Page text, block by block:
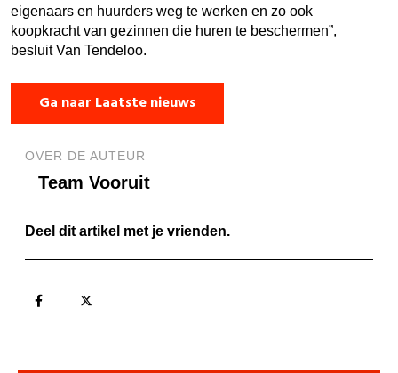
eigenaars en huurders weg te werken en zo ook
koopkracht van gezinnen die huren te beschermen”,
besluit Van Tendeloo.
Ga naar Laatste nieuws
OVER DE AUTEUR
Team Vooruit
Deel dit artikel met je vrienden.